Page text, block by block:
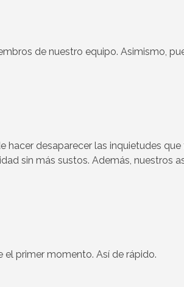
de nuestro equipo. Asimismo,
hacer desaparecer las inquietudes que
sin más sustos. Además, nuestros
primer momento. Así de rápido.